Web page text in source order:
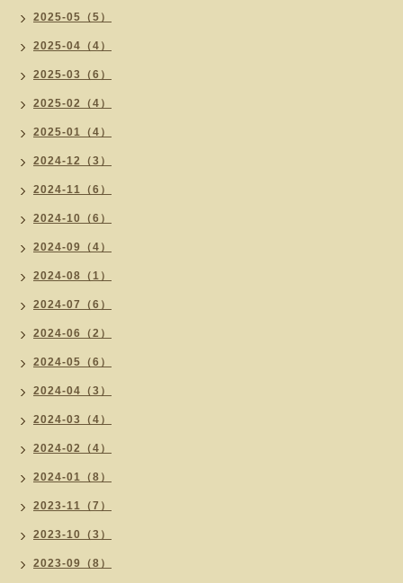
2025-05（5）
2025-04（4）
2025-03（6）
2025-02（4）
2025-01（4）
2024-12（3）
2024-11（6）
2024-10（6）
2024-09（4）
2024-08（1）
2024-07（6）
2024-06（2）
2024-05（6）
2024-04（3）
2024-03（4）
2024-02（4）
2024-01（8）
2023-11（7）
2023-10（3）
2023-09（8）